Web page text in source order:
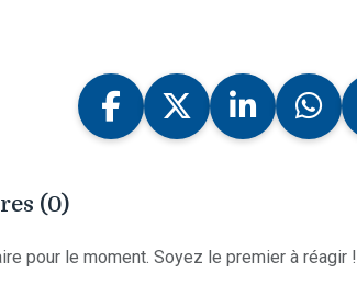
(0)
pour le moment. Soyez le premier à réagir !